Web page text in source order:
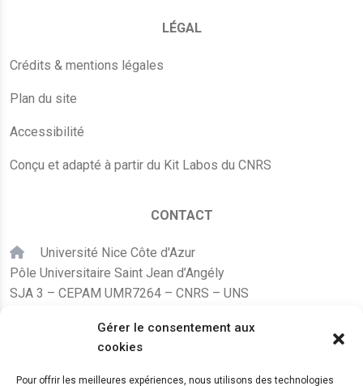
Gérer le consentement aux
cookies
Pour offrir les meilleures expériences, nous utilisons des technologies
LÉGAL
Crédits & mentions légales
Plan du site
Accessibilité
Conçu et adapté à partir du Kit Labos du CNRS
CONTACT
Université Nice Côte d'Azur
Pôle Universitaire Saint Jean d’Angély
SJA 3 – CEPAM UMR7264 – CNRS – UNS